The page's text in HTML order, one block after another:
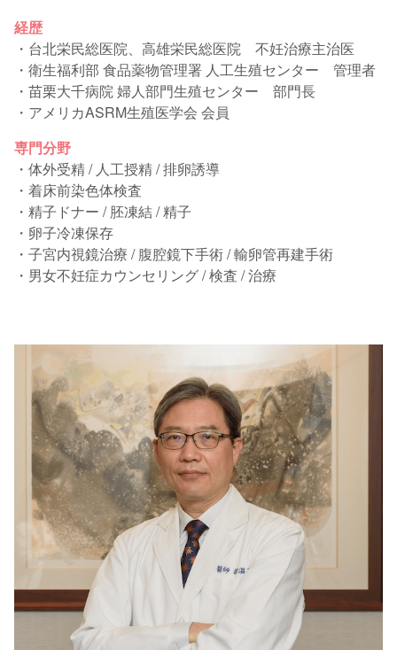
経歴
・台北栄民総医院、高雄栄民総医院 不妊治療主治医
・衛生福利部 食品薬物管理署 人工生殖センター 管理者
・苗栗大千病院 婦人部門生殖センター 部門長
・アメリカASRM生殖医学会 会員
専門分野
・体外受精 / 人工授精 / 排卵誘導
・着床前染色体検査
・精子ドナー / 胚凍結 / 精子
・卵子冷凍保存
・子宮内視鏡治療 / 腹腔鏡下手術 / 輸卵管再建手術
・男女不妊症カウンセリング / 検査 / 治療